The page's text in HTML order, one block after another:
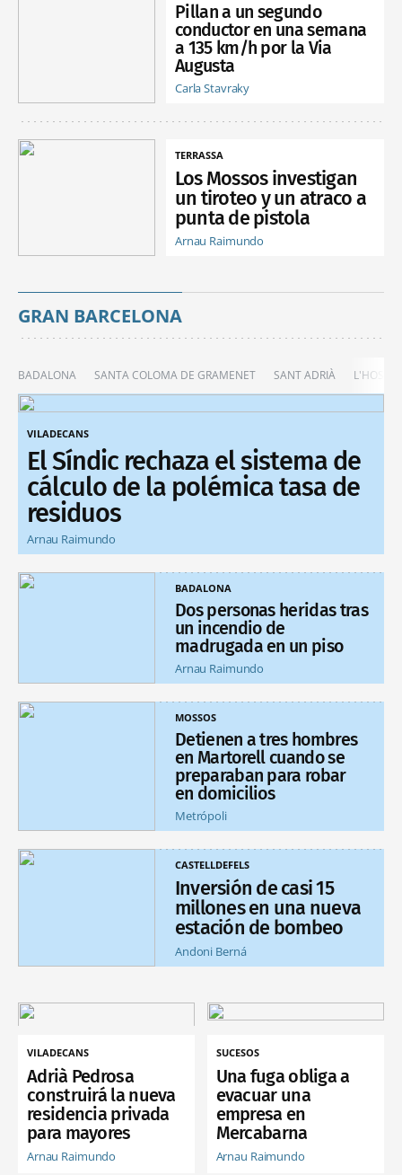
Pillan a un segundo
conductor en una semana
a 135 km/h por la Via
Augusta
Carla Stavraky
TERRASSA
Los Mossos investigan
un tiroteo y un atraco a
punta de pistola
Arnau Raimundo
GRAN BARCELONA
BADALONA SANTA COLOMA DE GRAMENET SANT ADRIÀ
VILADECANS
El Síndic rechaza el sistema de
cálculo de la polémica tasa de
residuos
Arnau Raimundo
BADALONA
Dos personas heridas tras
un incendio de
madrugada en un piso
Arnau Raimundo
MOSSOS
Detienen a tres hombres
en Martorell cuando se
preparaban para robar
en domicilios
Metrópoli
CASTELLDEFELS
Inversión de casi 15
millones en una nueva
estación de bombeo
Andoni Berná
VILADECANS
Adrià Pedrosa
construirá la nueva
residencia privada
para mayores
Arnau Raimundo
SUCESOS
Una fuga obliga a
evacuar una
empresa en
Mercabarna
Arnau Raimundo